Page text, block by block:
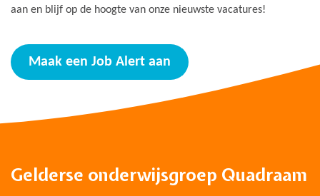
aan en blijf op de hoogte van onze nieuwste vacatures!
Maak een Job Alert aan
Gelderse onderwijsgroep Quadraam